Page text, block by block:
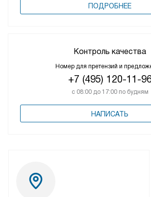
ПОДРОБНЕЕ
Контроль качества
Номер для претензий и
+7 (495) 120-11-
с 08:00 до 17:00 по будням
НАПИСАТЬ